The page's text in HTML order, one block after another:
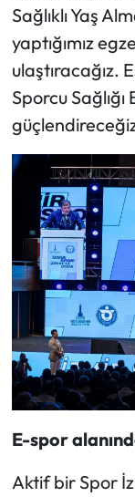
Sağlıklı Yaş
yaptığımız
ulaştıracağız.
Sporcu
E-spor
Aktif bir Spor